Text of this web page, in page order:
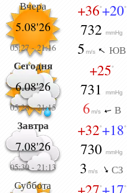
Вчера
5.08'26
05:27-21:16
+36°+20°
732mmHg
5 m/s ЮВ
Сегодня
6.08'26
05:28-21:15
+25°
731mmHg
6 m/s В
Завтра
7.08'26
05:30- 21:13
+32°+18°
730mmHg
3 m/s СЗ
Суббота ° °